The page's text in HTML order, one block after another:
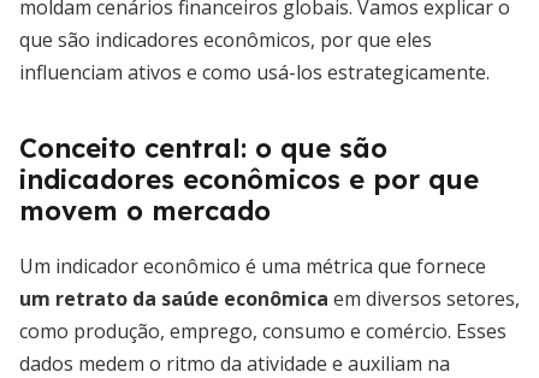
moldam cenários financeiros globais. Vamos explicar o
que são indicadores econômicos, por que eles
influenciam ativos e como usá-los estrategicamente.
Conceito central: o que são
indicadores econômicos e por que
movem o mercado
Um indicador econômico é uma métrica que fornece
um retrato da saúde econômica em diversos setores,
como produção, emprego, consumo e comércio. Esses
dados medem o ritmo da atividade e auxiliam na